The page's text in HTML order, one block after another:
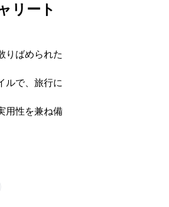
リート
りばめられた
ルで、旅行に
用性を兼ね備